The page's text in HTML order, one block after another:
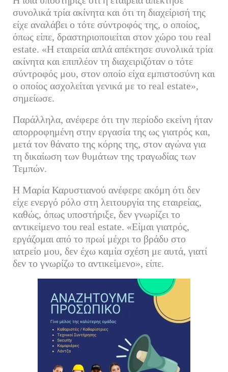
συνολικά τρία ακίνητα και ότι τη διαχείρισή της
είχε αναλάβει ο τότε σύντροφός της, ο οποίος,
όπως είπε, δραστηριοποιείται στον χώρο του real
estate. «Η εταιρεία απλά απέκτησε συνολικά τρία
ακίνητα και επιπλέον τη διαχειριζόταν ο τότε
σύντροφός μου, στον οποίο είχα εμπιστοσύνη και
ο οποίος ασχολείται γενικά με το real estate»,
σημείωσε.
Παράλληλα, ανέφερε ότι την περίοδο εκείνη ήταν
απορροφημένη στην εργασία της ως γιατρός και,
μετά τον θάνατο της κόρης της, στον αγώνα για
τη δικαίωση των θυμάτων της τραγωδίας των
Τεμπών.
Η Μαρία Καρυστιανού ανέφερε ακόμη ότι δεν
είχε ενεργό ρόλο στη λειτουργία της εταιρείας,
καθώς, όπως υποστήριξε, δεν γνωρίζει το
αντικείμενο του real estate. «Είμαι γιατρός,
εργάζομαι από το πρωί μέχρι το βράδυ στο
ιατρείο μου, δεν έχω καμία σχέση με αυτά, γιατί
δεν το γνωρίζω το αντικείμενο», είπε.